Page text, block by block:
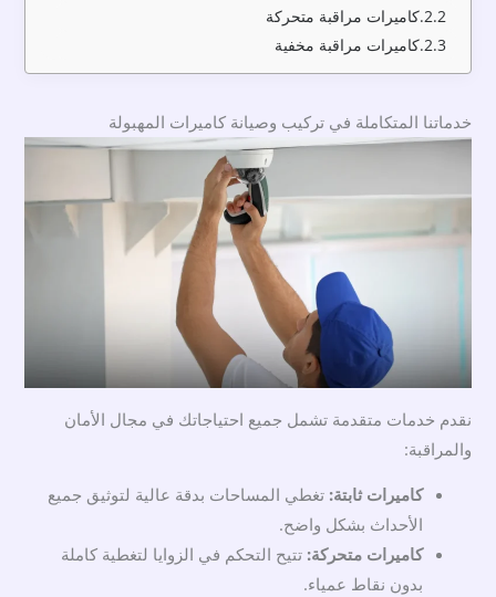
كاميرات مراقبة متحركة
كاميرات مراقبة مخفية
خدماتنا المتكاملة في تركيب وصيانة كاميرات المهبولة
نقدم خدمات متقدمة تشمل جميع احتياجاتك في مجال الأمان
والمراقبة:
كاميرات ثابتة: تغطي المساحات بدقة عالية لتوثيق جميع
الأحداث بشكل واضح.
كاميرات متحركة: تتيح التحكم في الزوايا لتغطية كاملة
بدون نقاط عمياء.